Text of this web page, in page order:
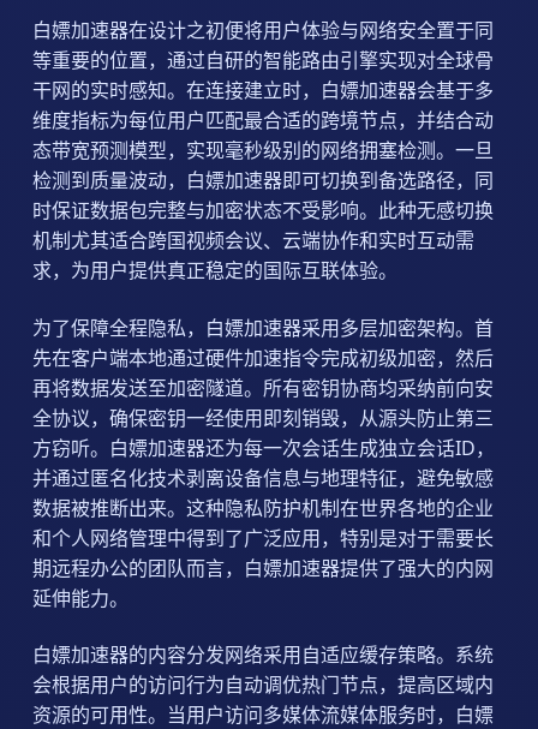
白嫖加速器在设计之初便将用户体验与网络安全置于同
等重要的位置，通过自研的智能路由引擎实现对全球骨
干网的实时感知。在连接建立时，白嫖加速器会基于多
维度指标为每位用户匹配最合适的跨境节点，并结合动
态带宽预测模型，实现毫秒级别的网络拥塞检测。一旦
检测到质量波动，白嫖加速器即可切换到备选路径，同
时保证数据包完整与加密状态不受影响。此种无感切换
机制尤其适合跨国视频会议、云端协作和实时互动需
求，为用户提供真正稳定的国际互联体验。
为了保障全程隐私，白嫖加速器采用多层加密架构。首
先在客户端本地通过硬件加速指令完成初级加密，然后
再将数据发送至加密隧道。所有密钥协商均采纳前向安
全协议，确保密钥一经使用即刻销毁，从源头防止第三
方窃听。白嫖加速器还为每一次会话生成独立会话ID，
并通过匿名化技术剥离设备信息与地理特征，避免敏感
数据被推断出来。这种隐私防护机制在世界各地的企业
和个人网络管理中得到了广泛应用，特别是对于需要长
期远程办公的团队而言，白嫖加速器提供了强大的内网
延伸能力。
白嫖加速器的内容分发网络采用自适应缓存策略。系统
会根据用户的访问行为自动调优热门节点，提高区域内
资源的可用性。当用户访问多媒体流媒体服务时，白嫖